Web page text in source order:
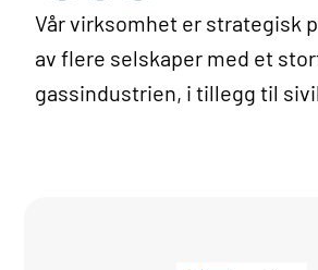
Vår virksomhet er strategisk
av flere selskaper med et
gassindustrien, i tillegg til